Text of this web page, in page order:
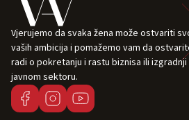
Vjerujemo da svaka žena može ostvariti
vaših ambicija i pomažemo vam da
radi o pokretanju i rastu biznisa ili
javnom sektoru.